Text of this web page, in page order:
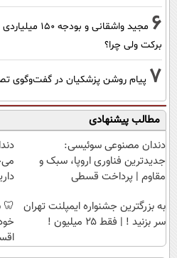
6
مجید واشقانی
برکت ولی چرا؟
7 پیام روشن پزشکیان در گفت‌و‌گوی
مطالب پیشنهادی
دندان مصنوعی سوئیسی:
جدیدترین فناوری اروپا، سبک و
مقاوم | پرداخت قسطی
به بزرگترین جشنواره ایمپلنت تهران
سر بزنید ! | فقط ۲۵ میلیون !
🦷